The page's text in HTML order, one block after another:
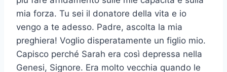
mia forza. Tu sei il donatore della vita e io
vengo a te adesso. Padre, ascolta la mia
preghiera! Voglio disperatamente un figlio mio.
Capisco perché Sarah era così depressa nella
Genesi, Signore. Era molto vecchia quando le